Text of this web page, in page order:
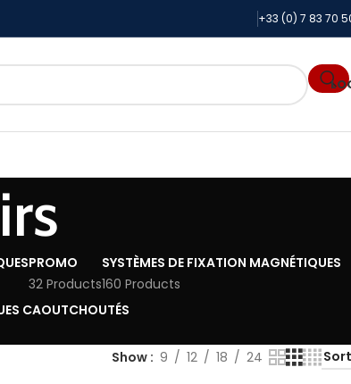
+33 (0) 7 83 70
PROMO
32 Products
SYSTÈMES DE FIXATION MAGNÉTIQUES
160 Products
CAOUTCHOUTÉS
Show 9 12 18 24